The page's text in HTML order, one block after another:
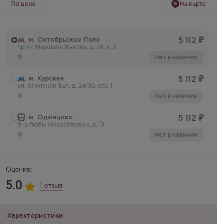
Оценка:
5.0 1 отзыв
Характеристики
По цене
На карте
м. Октябрьское Поле
пр-кт Маршала Жукова, д. 78, к. 3
5 112 ₽
Нет в наличии
м. Курская
ул. Земляной Вал, д. 24/30, стр. 1
5 112 ₽
Нет в наличии
м. Одинцово
б-р Любы Новосёловой, д. 13
5 112 ₽
Нет в наличии